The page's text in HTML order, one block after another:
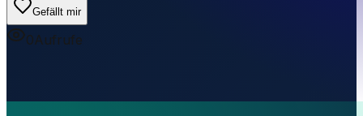
Gefällt mir
0Aufrufe